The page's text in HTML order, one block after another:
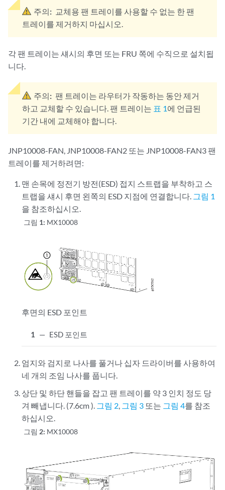
주의: 교체용 팬 트레이를 사용할 수 없는 한 팬
트레이를 제거하지 마십시오.
각 팬 트레이는 섀시의 후면 또는 FRU 쪽에 수직으로 설치됩
니다.
주의: 팬 트레이는 라우터가 작동하는 동안 제거
하고 교체할 수 있습니다. 팬 트레이는 표 1에 언급된
기간 내에 교체해야 합니다.
JNP10008-FAN, JNP10008-FAN2 또는 JNP10008-FAN3 팬
트레이를 제거하려면:
맨 손목에 정전기 방전(ESD) 접지 스트랩을 부착하고 스
트랩을 섀시 후면 왼쪽의 ESD 지점에 연결합니다. 그림 1
을 참조하십시오.
그림 1: MX10008
후면의 ESD 포인트
1 — ESD 포인트
엄지와 검지로 나사를 풀거나 십자 드라이버를 사용하여
네 개의 조임 나사를 풉니다.
상단 및 하단 핸들을 잡고 팬 트레이를 약 3 인치 정도 당
겨 빼냅니다. (7.6cm ). 그림 2, 그림 3 또는 그림 4를 참조
하십시오.
그림 2: MX10008